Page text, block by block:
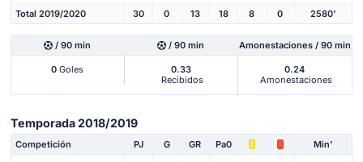
Total 2019/2020 30 0 13 18 8 0 2580'
/ 90 min / 90 min Amonestaciones / 90 min
0 Goles
0.33
Recibidos
0.24
Amonestaciones
Temporada 2018/2019
Competición PJ G GR Pa0 Min'